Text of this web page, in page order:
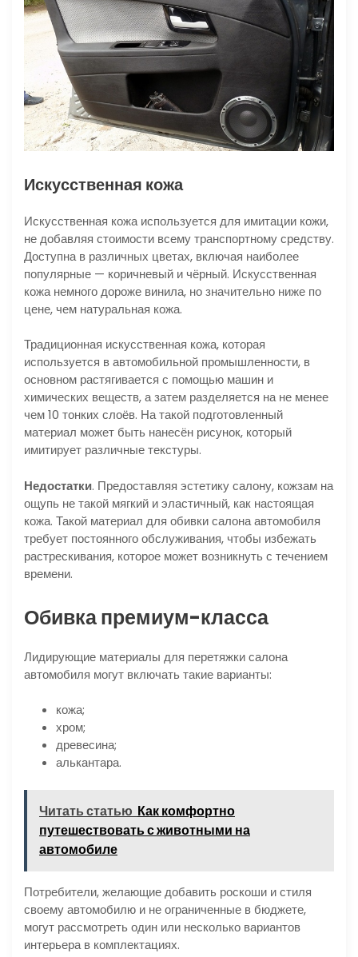
Искусственная кожа
Искусственная кожа используется для имитации кожи,
не добавляя стоимости всему транспортному средству.
Доступна в различных цветах, включая наиболее
популярные — коричневый и чёрный. Искусственная
кожа немного дороже винила, но значительно ниже по
цене, чем натуральная кожа.
Традиционная искусственная кожа, которая
используется в автомобильной промышленности, в
основном растягивается с помощью машин и
химических веществ, а затем разделяется на не менее
чем 10 тонких слоёв. На такой подготовленный
материал может быть нанесён рисунок, который
имитирует различные текстуры.
Недостатки. Предоставляя эстетику салону, кожзам на
ощупь не такой мягкий и эластичный, как настоящая
кожа. Такой материал для обивки салона автомобиля
требует постоянного обслуживания, чтобы избежать
растрескивания, которое может возникнуть с течением
времени.
Обивка премиум-класса
Лидирующие материалы для перетяжки салона
автомобиля могут включать такие варианты:
кожа;
хром;
древесина;
алькантара.
Читать статью Как комфортно
путешествовать с животными на
автомобиле
Потребители, желающие добавить роскоши и стиля
своему автомобилю и не ограниченные в бюджете,
могут рассмотреть один или несколько вариантов
интерьера в комплектациях.